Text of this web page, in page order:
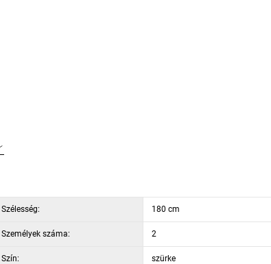
Szélesség: 180 cm
Személyek száma: 2
Szín: szürke